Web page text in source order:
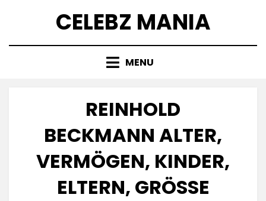
CELEBZ MANIA
MENU
REINHOLD
BECKMANN ALTER,
VERMÖGEN, KINDER,
ELTERN, GRÖSSE